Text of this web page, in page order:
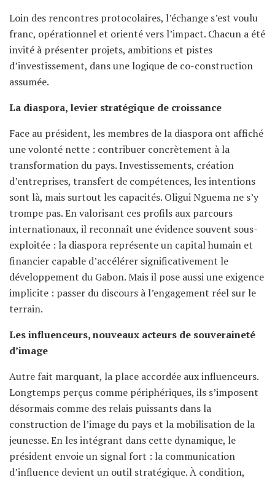
Loin des rencontres protocolaires, l’échange s’est voulu
franc, opérationnel et orienté vers l’impact. Chacun a été
invité à présenter projets, ambitions et pistes
d’investissement, dans une logique de co-construction
assumée.
La diaspora, levier stratégique de croissance
Face au président, les membres de la diaspora ont affiché
une volonté nette : contribuer concrètement à la
transformation du pays. Investissements, création
d’entreprises, transfert de compétences, les intentions
sont là, mais surtout les capacités. Oligui Nguema ne s’y
trompe pas. En valorisant ces profils aux parcours
internationaux, il reconnaît une évidence souvent sous-
exploitée : la diaspora représente un capital humain et
financier capable d’accélérer significativement le
développement du Gabon. Mais il pose aussi une exigence
implicite : passer du discours à l’engagement réel sur le
terrain.
Les influenceurs, nouveaux acteurs de souveraineté
d’image
Autre fait marquant, la place accordée aux influenceurs.
Longtemps perçus comme périphériques, ils s’imposent
désormais comme des relais puissants dans la
construction de l’image du pays et la mobilisation de la
jeunesse. En les intégrant dans cette dynamique, le
président envoie un signal fort : la communication
d’influence devient un outil stratégique. À condition,